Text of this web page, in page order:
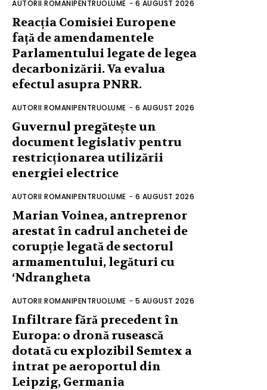
AUTORII ROMANIPENTRUOLUME - 6 AUGUST 2026
Reacția Comisiei Europene
față de amendamentele
Parlamentului legate de legea
decarbonizării. Va evalua
efectul asupra PNRR.
AUTORII ROMANIPENTRUOLUME - 6 AUGUST 2026
Guvernul pregătește un
document legislativ pentru
restricționarea utilizării
energiei electrice
AUTORII ROMANIPENTRUOLUME - 6 AUGUST 2026
Marian Voinea, antreprenor
arestat în cadrul anchetei de
corupție legată de sectorul
armamentului, legături cu
‘Ndrangheta
AUTORII ROMANIPENTRUOLUME - 5 AUGUST 2026
Infiltrare fără precedent în
Europa: o dronă rusească
dotată cu explozibil Semtex a
intrat pe aeroportul din
Leipzig, Germania